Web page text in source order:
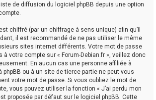
de diffusion du logiciel phpBB depuis une option
chiffré (par un chiffrage à sens unique) afin qu’il
il est recommandé de ne pas utiliser le même
sites internet différents. Votre mot de passe
à votre compte sur « Forum-Debian.fr », veillez donc
En aucun cas une personne affiliée à
phpBB ou à un site de tierce partie ne peut vous
votre mot de passe. Si vous oubliez le mot de
vous pouvez utiliser la fonction « J’ai perdu mon
proposée par défaut sur le logiciel phpBB. Cette